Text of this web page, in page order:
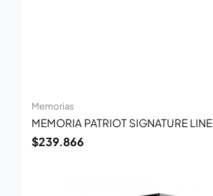
Memorias
MEMORIA PATRIOT SIGNATURE LINE
$239.866